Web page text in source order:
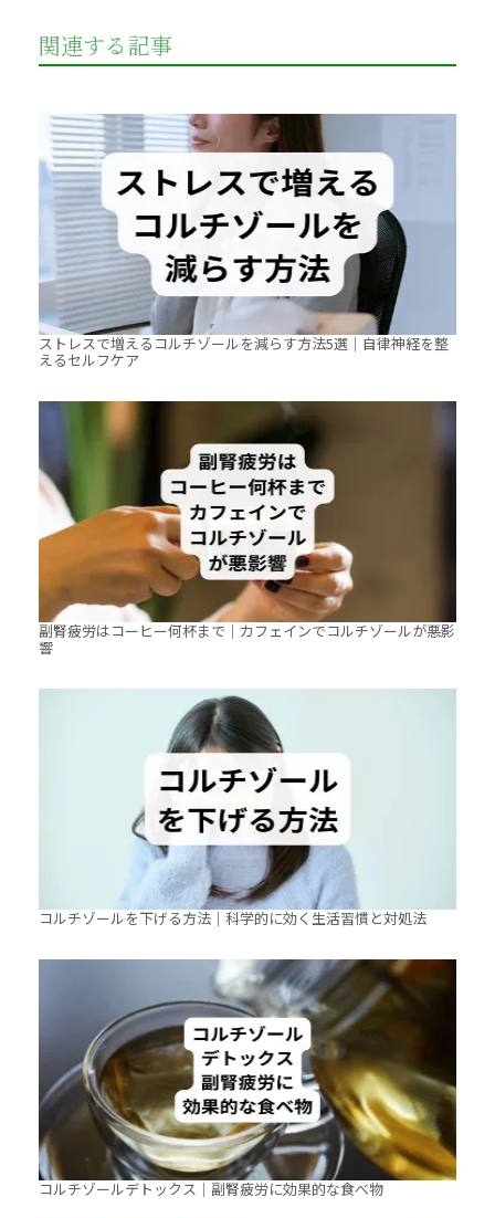
関連する記事
ストレスで増えるコルチゾールを減らす方法5選｜自律神経を整
えるセルフケア
副腎疲労はコーヒー何杯まで｜カフェインでコルチゾールが悪影
響
コルチゾールを下げる方法｜科学的に効く生活習慣と対処法
コルチゾールデトックス｜副腎疲労に効果的な食べ物